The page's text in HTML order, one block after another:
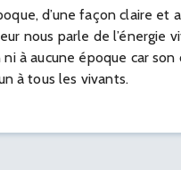
d’une façon claire et
nous parle de l’énergie
à aucune époque car
à tous les vivants.